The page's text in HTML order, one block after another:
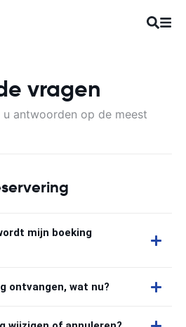
vragen
antwoorden op de meest
mijn boeking
ontvangen, wat nu?